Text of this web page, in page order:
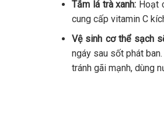
Tắm lá trà xanh: Hoạt
cung cấp vitamin C
Vệ sinh cơ thể sạch
ngáy sau sốt phát
tránh gãi mạnh, dùng